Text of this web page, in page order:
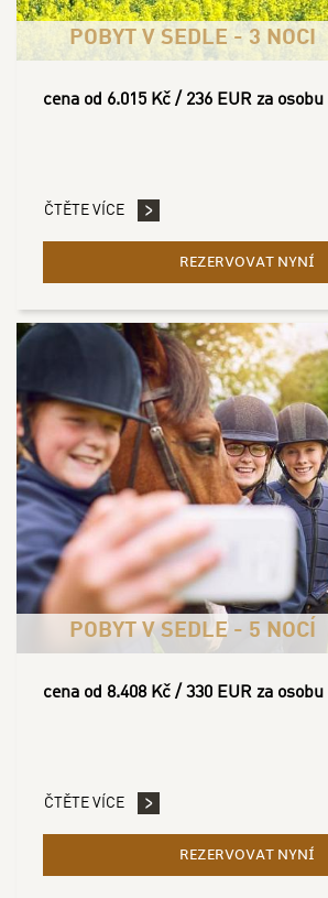
POBYT V SEDLE - 3 NOCI
cena od 6.015 Kč / 236 EUR za
ČTĚTE VÍCE
REZERVOVAT NYNÍ
POBYT V SEDLE - 5 NOCÍ
cena od 8.408 Kč / 330 EUR za
ČTĚTE VÍCE
REZERVOVAT NYNÍ